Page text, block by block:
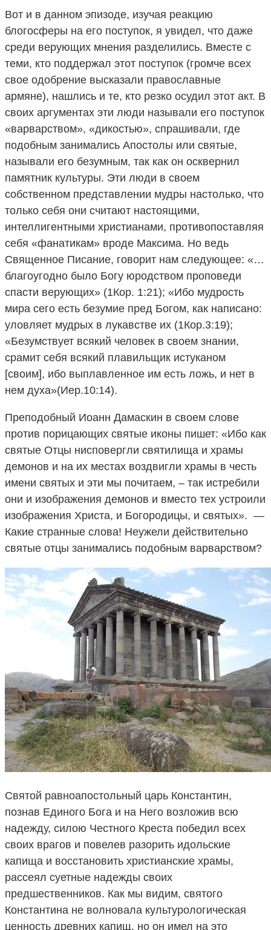
Вот и в данном эпизоде, изучая реакцию
блогосферы на его поступок, я увидел, что даже
среди верующих мнения разделились. Вместе с
теми, кто поддержал этот поступок (громче всех
свое одобрение высказали православные
армяне), нашлись и те, кто резко осудил этот акт. В
своих аргументах эти люди называли его поступок
«варварством», «дикостью», спрашивали, где
подобным занимались Апостолы или святые,
называли его безумным, так как он осквернил
памятник культуры. Эти люди в своем
собственном представлении мудры настолько, что
только себя они считают настоящими,
интеллигентными христианами, противопоставляя
себя «фанатикам» вроде Максима. Но ведь
Священное Писание, говорит нам следующее: «…
благоугодно было Богу юродством проповеди
спасти верующих» (1Кор. 1:21); «Ибо мудрость
мира сего есть безумие пред Богом, как написано:
уловляет мудрых в лукавстве их (1Кор.3:19);
«Безумствует всякий человек в своем знании,
срамит себя всякий плавильщик истуканом
[своим], ибо выплавленное им есть ложь, и нет в
нем духа»(Иер.10:14).
Преподобный Иоанн Дамаскин в своем слове
против порицающих святые иконы пишет: «Ибо как
святые Отцы нисповергли святилища и храмы
демонов и на их местах воздвигли храмы в честь
имени святых и эти мы почитаем, – так истребили
они и изображения демонов и вместо тех устроили
изображения Христа, и Богородицы, и святых». —
Какие странные слова! Неужели действительно
святые отцы занимались подобным варварством?
Святой равноапостольный царь Константин,
познав Единого Бога и на Него возложив всю
надежду, силою Честного Креста победил всех
своих врагов и повелев разорить идольские
капища и восстановить христианские храмы,
рассеял суетные надежды своих
предшественников. Как мы видим, святого
Константина не волновала культурологическая
ценность древних капищ, но он имел на это